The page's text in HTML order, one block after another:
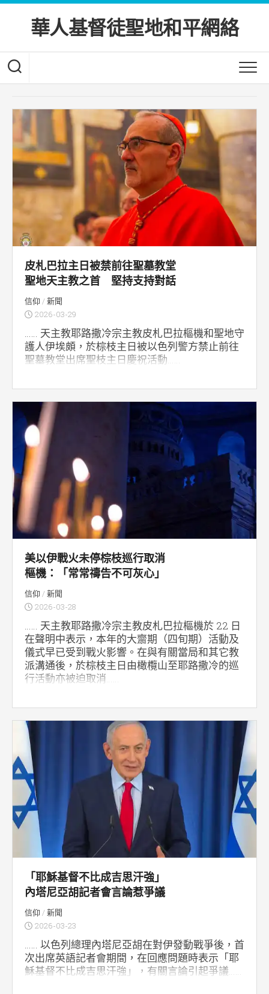
Skip
content華人基督徒聖地和平網絡
皮札巴拉主日被禁前往聖墓教堂
聖地天主教之首 堅持支持對話
信仰 /新聞
2026-03-29
…… 天主教耶路撒冷宗主教皮札巴拉樞機和聖地守
護人伊埃頗，於棕枝主日被以色列警方禁止前往
聖墓教堂出席聖枝主日慶祝活動……
美以伊戰火未停棕枝巡行取消
樞機：「常常禱告不可灰心」
信仰 /新聞
2026-03-28
…… 天主教耶路撒冷宗主教皮札巴拉樞機於 22 日
在聲明中表示，本年的大齋期（四旬期）活動及
儀式早已受到戰火影響。在與有關當局和其它教
派溝通後，於棕枝主日由橄欖山至耶路撒冷的巡
行活動亦被迫取消……
「耶穌基督不比成吉思汗強」
內塔尼亞胡記者會言論惹爭議
信仰 /新聞
2026-03-23
…… 以色列總理內塔尼亞胡在對伊發動戰爭後，首
次出席英語記者會期間，在回應問題時表示「耶
穌基督不比成吉思汗強」，有關言論引起爭議……